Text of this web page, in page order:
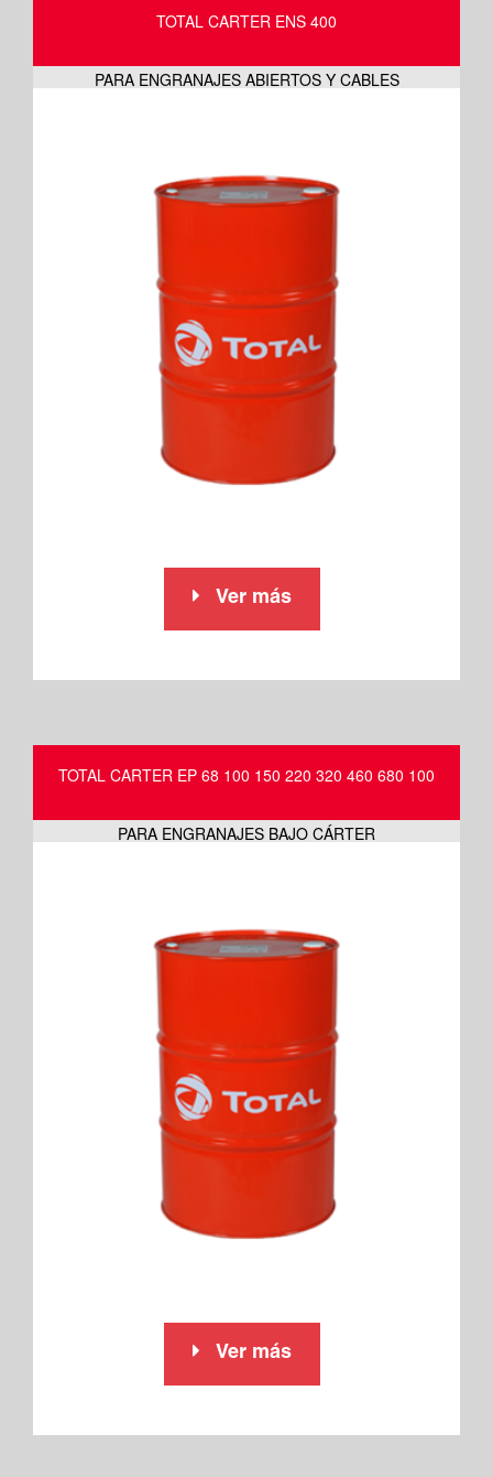
TOTAL CARTER ENS 400
PARA ENGRANAJES ABIERTOS Y CABLES
Ver más
TOTAL CARTER EP 68 100 150 220 320 460 680 100
PARA ENGRANAJES BAJO CÁRTER
Ver más